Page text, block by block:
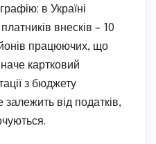
в Україні
внесків – 10
працюючих, що
картковий
з бюджету
від податків,